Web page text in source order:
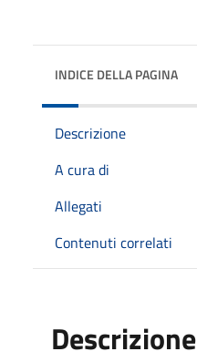
INDICE DELLA PAGINA
Descrizione
A cura di
Allegati
Contenuti correlati
Descrizione